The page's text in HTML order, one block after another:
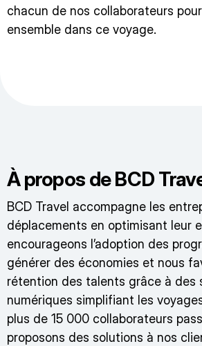
chacun de nos collaborateurs
ensemble dans ce voyage.
À propos de BCD
BCD Travel accompagne les
déplacements en optimisant leur
encourageons l’adoption des
générer des économies et nous
rétention des talents grâce à des
numériques simplifiant les
plus de 15 000 collaborateurs
proposons des solutions à nos